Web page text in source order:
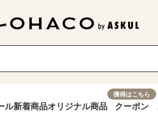
ル新着商品オリジナル商品
獲得はこちら
クーポン